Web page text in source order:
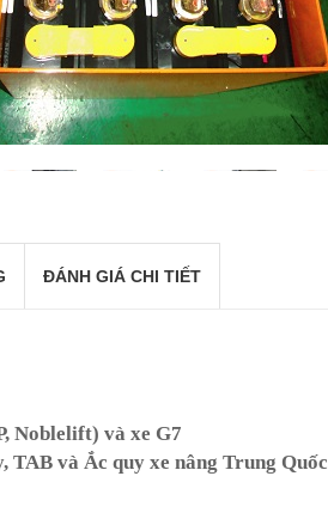
ĐÁNH GIÁ CHI TIẾT
Noblelift) và xe G7
và Ắc quy xe nâng Trung Quốc